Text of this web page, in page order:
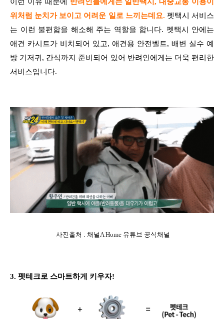
이런 이유 때문에 반려인들에게는 일반택시, 대중교통 이용이
위처럼 눈치가 보이고 어려운 일로 느끼는데요. 펫택시 서비스
는 이런 불편함을 해소해 주는 역할을 합니다. 펫택시 안에는
애견 카시트가 비치되어 있고, 애견용 안전벨트, 배변 실수 예
방 기저귀, 간식까지 준비되어 있어 반려인에게는 더욱 편리한
서비스입니다.
사진출처 : 채널A Home 유튜브 공식채널
3. 펫테크로 스마트하게 키우자!